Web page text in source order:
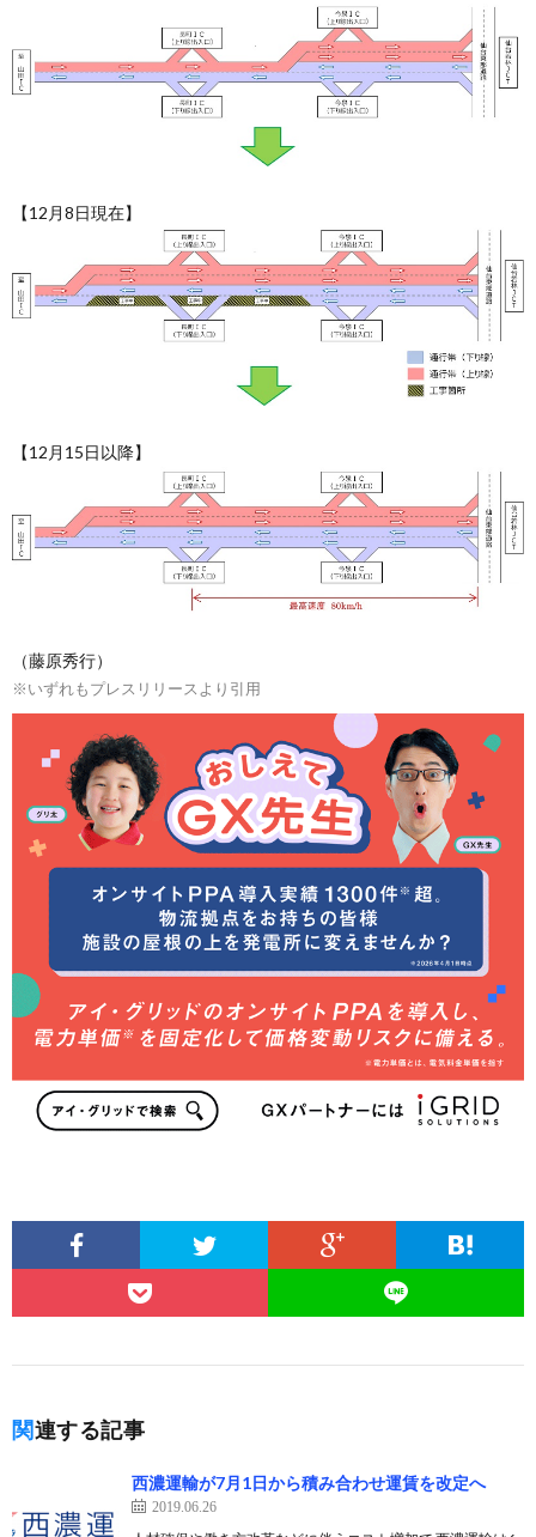
【12月8日現在】
【12月15日以降】
（藤原秀行）
※いずれもプレスリリースより引用
関連する記事
西濃運輸が7月1日から積み合わせ運賃を改定へ
2019.06.26